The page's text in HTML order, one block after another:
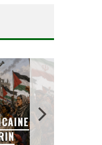
LA BANALITÉ DU MAL
COLONIAL